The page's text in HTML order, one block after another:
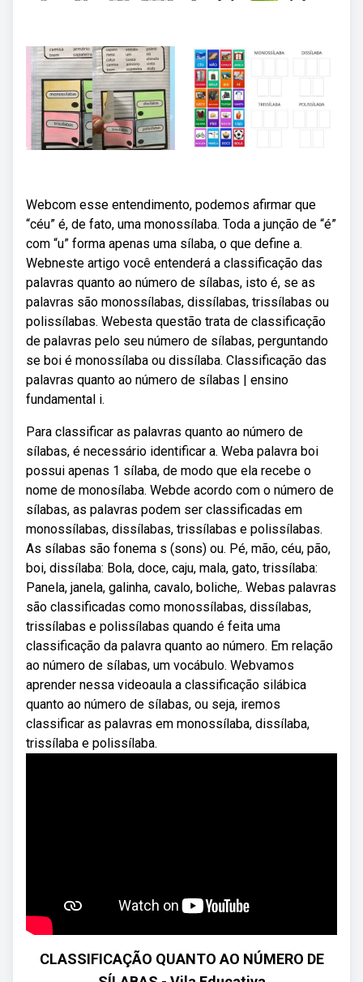
Webcom esse entendimento, podemos afirmar que
“céu” é, de fato, uma monossílaba. Toda a junção de “é”
com “u” forma apenas uma sílaba, o que define a.
Webneste artigo você entenderá a classificação das
palavras quanto ao número de sílabas, isto é, se as
palavras são monossílabas, dissílabas, trissílabas ou
polissílabas. Webesta questão trata de classificação
de palavras pelo seu número de sílabas, perguntando
se boi é monossílaba ou dissílaba. Classificação das
palavras quanto ao número de sílabas | ensino
fundamental i.
Para classificar as palavras quanto ao número de
sílabas, é necessário identificar a. Weba palavra boi
possui apenas 1 sílaba, de modo que ela recebe o
nome de monosílaba. Webde acordo com o número de
sílabas, as palavras podem ser classificadas em
monossílabas, dissílabas, trissílabas e polissílabas.
As sílabas são fonema s (sons) ou. Pé, mão, céu, pão,
boi, dissílaba: Bola, doce, caju, mala, gato, trissílaba:
Panela, janela, galinha, cavalo, boliche,. Webas palavras
são classificadas como monossílabas, dissílabas,
trissílabas e polissílabas quando é feita uma
classificação da palavra quanto ao número. Em relação
ao número de sílabas, um vocábulo. Webvamos
aprender nessa videoaula a classificação silábica
quanto ao número de sílabas, ou seja, iremos
classificar as palavras em monossílaba, dissílaba,
trissílaba e polissílaba.
CLASSIFICAÇÃO QUANTO AO NÚMERO DE